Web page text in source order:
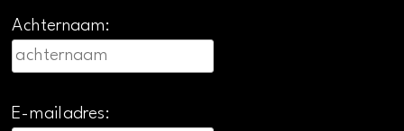
Achternaam:
E-mailadres: